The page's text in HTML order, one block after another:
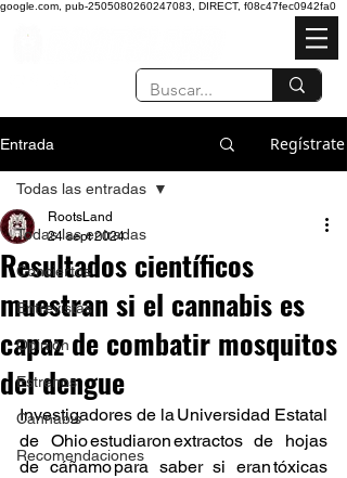
google.com, pub-2505080260247083, DIRECT, f08c47fec0942fa0
Entrada Regístrate
Todas las entradas
Conciertos
Entrevistas
Opinión
Estrenos
Cannabis
Recomendaciones
Todas las entradas
Resultados científicos
muestran si el cannabis es
capaz de combatir mosquitos
del dengue
RootsLand
24 sept 2024
Investigadores de la Universidad Estatal
de Ohio estudiaron extractos de hojas
de cáñamo para saber si eran tóxicas